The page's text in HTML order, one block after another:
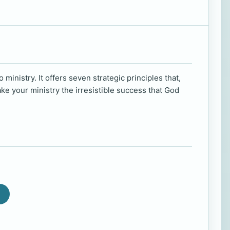
ministry. It offers seven strategic principles that,
your ministry the irresistible success that God